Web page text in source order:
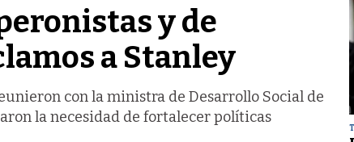
y de
a Stanley
con la ministra de Desarrollo Social de
la necesidad de fortalecer políticas